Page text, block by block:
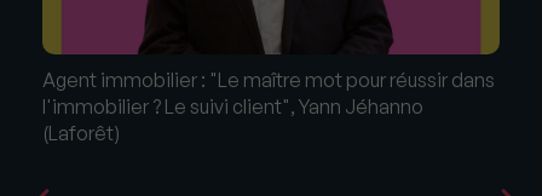
Agent immobilier : "Le maître mot pour réussir dans
l'immobilier ? Le suivi client", Yann Jéhanno
(Laforêt)